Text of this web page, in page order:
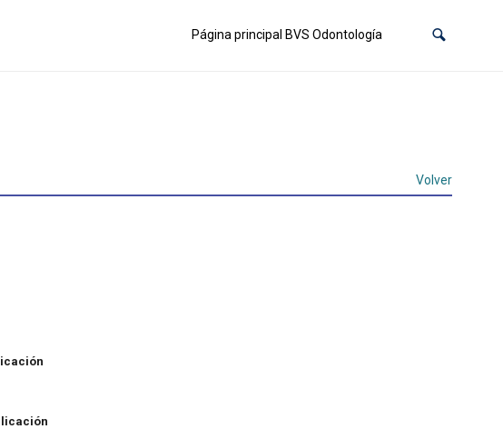
Página principal BVS Odontología
Volver